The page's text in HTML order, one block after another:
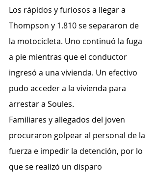
Los rápidos y furiosos a llegar a
Thompson y 1.810 se separaron de
la motocicleta. Uno continuó la fuga
a pie mientras que el conductor
ingresó a una vivienda. Un efectivo
pudo acceder a la vivienda para
arrestar a Soules.
Familiares y allegados del joven
procuraron golpear al personal de la
fuerza e impedir la detención, por lo
que se realizó un disparo